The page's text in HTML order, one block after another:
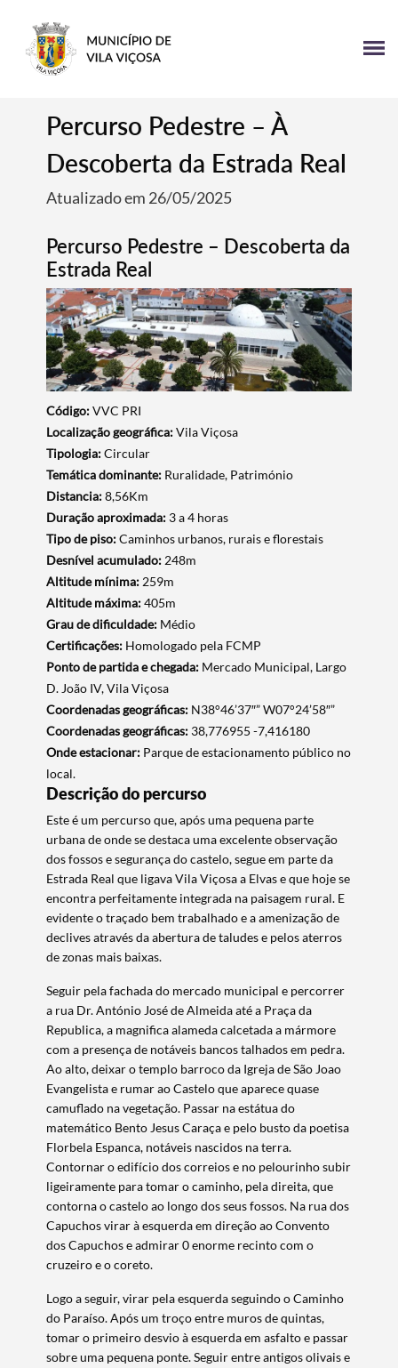
Termo de Pesquisa
Categorias gerais
Filtros
Percurso Pedestre – À
Descoberta da Estrada Real
Atualizado em 26/05/2025
Percurso Pedestre – Descoberta da
Estrada Real
Código:VVC PRI
Localização geográfica:Vila Viçosa
Tipologia:Circular
Temática dominante: Ruralidade, Património
Distancia:8,56Km
Duração aproximada: 3 a 4 horas
Tipo de piso:Caminhos urbanos, rurais e florestais
Desnível acumulado: 248m
Altitude mínima: 259m
Altitude máxima:405m
Grau de dificuldade: Médio
Certificações: Homologado pela FCMP
Ponto de partida e chegada: Mercado Municipal, Largo
D. João IV, Vila Viçosa
Coordenadas geográficas: N38°46’37″” W07°24’58″”
Coordenadas geográficas: 38,776955 -7,416180
Onde estacionar: Parque de estacionamento público no
local.
Descrição do percurso
Este é um percurso que, após uma pequena parte
urbana de onde se destaca uma excelente observação
dos fossos e segurança do castelo, segue em parte da
Estrada Real que ligava Vila Viçosa a Elvas e que hoje se
encontra perfeitamente integrada na paisagem rural. E
evidente o traçado bem trabalhado e a amenização de
declives através da abertura de taludes e pelos aterros
de zonas mais baixas.
Seguir pela fachada do mercado municipal e percorrer
a rua Dr. António José de Almeida até a Praça da
Republica, a magnifica alameda calcetada a mármore
com a presença de notáveis bancos talhados em pedra.
Ao alto, deixar o templo barroco da Igreja de São Joao
Evangelista e rumar ao Castelo que aparece quase
camuflado na vegetação. Passar na estátua do
matemático Bento Jesus Caraça e pelo busto da poetisa
Florbela Espanca, notáveis nascidos na terra.
Contornar o edifício dos correios e no pelourinho subir
ligeiramente para tomar o caminho, pela direita, que
contorna o castelo ao longo dos seus fossos. Na rua dos
Capuchos virar à esquerda em direção ao Convento
dos Capuchos e admirar 0 enorme recinto com o
cruzeiro e o coreto.
Logo a seguir, virar pela esquerda seguindo o Caminho
do Paraíso. Após um troço entre muros de quintas,
tomar o primeiro desvio à esquerda em asfalto e passar
sobre uma pequena ponte. Seguir entre antigos olivais e